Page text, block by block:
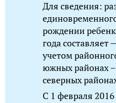
Для сведения:
рождении
года составляет
учетом
южных районах –
северных
C 1 февраля